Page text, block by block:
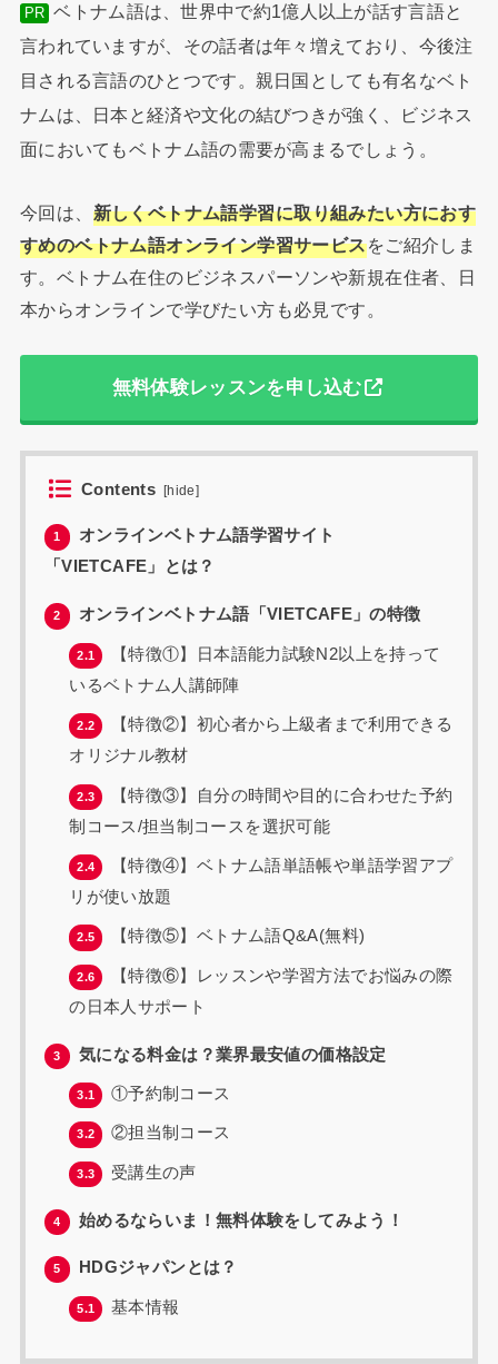
PR ベトナム語は、世界中で約1億人以上が話す言語と
言われていますが、その話者は年々増えており、今後注
目される言語のひとつです。親日国としても有名なベト
ナムは、日本と経済や文化の結びつきが強く、ビジネス
面においてもベトナム語の需要が高まるでしょう。
今回は、 新しくベトナム語学習に取り組みたい方におす
すめのベトナム語オンライン学習サービスをご紹介しま
す。ベトナム在住のビジネスパーソンや新規在住者、日
本からオンラインで学びたい方も必見です。
無料体験レッスンを申し込む
Contents [hide]
1
オンラインベトナム語学習サイト
「VIETCAFE」とは？
2 オンラインベトナム語「VIETCAFE」の特徴
2.1
【特徴①】日本語能力試験N2以上を持って
いるベトナム人講師陣
2.2
【特徴②】初心者から上級者まで利用できる
オリジナル教材
2.3
【特徴③】自分の時間や目的に合わせた予約
制コース/担当制コースを選択可能
2.4
【特徴④】ベトナム語単語帳や単語学習アプ
リが使い放題
2.5 【特徴⑤】ベトナム語Q&A(無料)
2.6
【特徴⑥】レッスンや学習方法でお悩みの際
の日本人サポート
3 気になる料金は？業界最安値の価格設定
3.1 ①予約制コース
3.2 ②担当制コース
3.3 受講生の声
4 始めるならいま！無料体験をしてみよう！
5 HDGジャパンとは？
5.1 基本情報